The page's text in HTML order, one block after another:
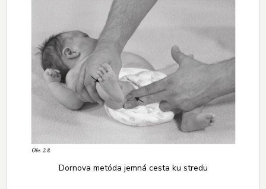
Dornova metóda jemná cesta ku stredu